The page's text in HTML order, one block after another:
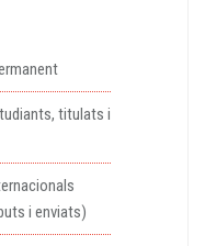
titulats i
i enviats)